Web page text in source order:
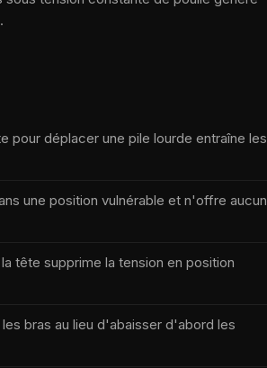
pour déplacer une pile lourde entraîne les
une position vulnérable et n'offre aucun
tête supprime la tension en position
bras au lieu d'abaisser d'abord les